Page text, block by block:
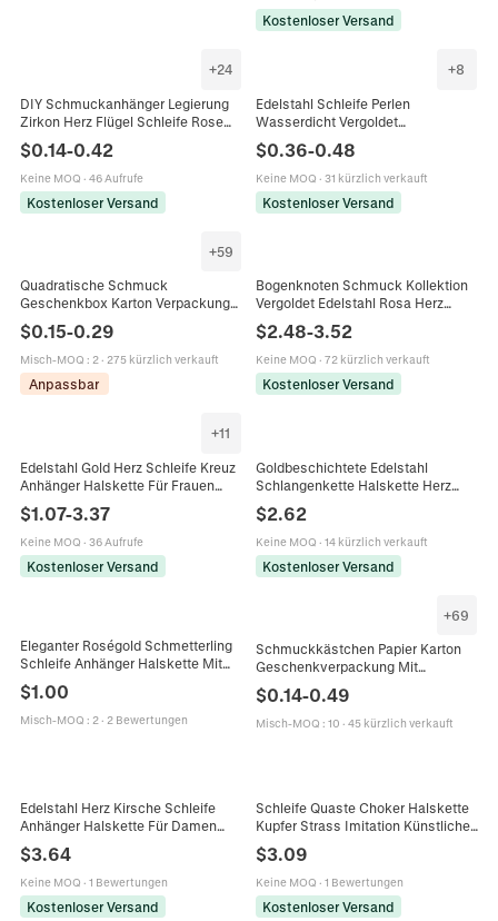
Kostenloser Versand
+24
DIY Schmuckanhänger Legierung
Zirkon Herz Flügel Schleife Rose
Handgefertigt
$0.14-0.42
Keine MOQ · 46 Aufrufe
Kostenloser Versand
+8
Edelstahl Schleife Perlen
Wasserdicht Vergoldet
Ohrring Herstellung Zubehör
$0.36-0.48
Keine MOQ · 31 kürzlich verkauft
Kostenloser Versand
+59
Quadratische Schmuck
Geschenkbox Karton Verpackung
Mit Schleife Und Schwamm Einlage
Für Ring Halskette Ohrring
Lagerung
$0.15-0.29
Misch-MOQ : 2· 275 kürzlich verkauft
Anpassbar
Bogenknoten Schmuck Kollektion
Vergoldet Edelstahl Rosa Herz
Kristall Halskette Armband
Ohrringe Elegant Trendig Für Frauen
$2.48-3.52
Keine MOQ · 72 kürzlich verkauft
Kostenloser Versand
+11
Edelstahl Gold Herz Schleife Kreuz
Anhänger Halskette Für Frauen
Knebelverschluss Schlangenkette
$1.07-3.37
Keine MOQ · 36 Aufrufe
Kostenloser Versand
Goldbeschichtete Edelstahl
Schlangenkette Halskette Herz
Barockperle Zirkon Kristall Damen
Vintage Schmuck
$2.62
Keine MOQ · 14 kürzlich verkauft
Kostenloser Versand
Eleganter Roségold Schmetterling
Schleife Anhänger Halskette Mit
Legierung Lange Pullover Kette
Damen Schmuck
$1.00
Misch-MOQ : 2· 2 Bewertungen
+69
Schmuckkästchen Papier Karton
Geschenkverpackung Mit
Schwammeinsatz Für Ohrringe
Halsketten Ringe Marmor Schleife
Stil Elegant
$0.14-0.49
Misch-MOQ : 10 · 45 kürzlich verkauft
Edelstahl Herz Kirsche Schleife
Anhänger Halskette Für Damen
Vergoldet Geflochtene Kette Strass
Mode Schmuck Elegantes
Geschenk
$3.64
Keine MOQ · 1 Bewertungen
Kostenloser Versand
Schleife Quaste Choker Halskette
Kupfer Strass Imitation Künstliche
Perle Palast Stil Elegante
Schlüsselbeinkette Für Damen
$3.09
Keine MOQ · 1 Bewertungen
Kostenloser Versand